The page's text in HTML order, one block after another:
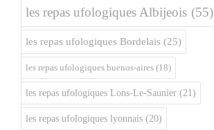
les repas ufologiques Albijeois (55)
les repas ufologiques Bordelais (25)
les repas ufologiques buenos-aires (18)
les repas ufologiques Lons-Le-Saunier (21)
les repas ufologiques lyonnais (20)